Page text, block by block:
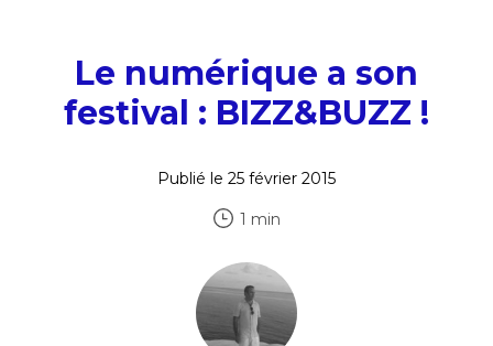
Le numérique a son
festival : BIZZ&BUZZ !
Publié le 25 février 2015
1 min